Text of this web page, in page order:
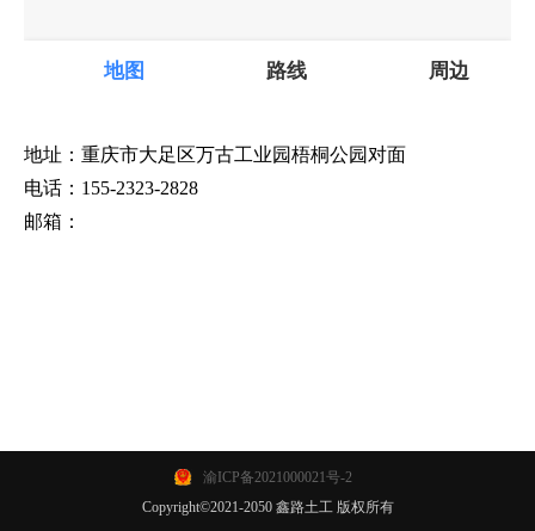
地址：重庆市大足区万古工业园梧桐公园对面
电话： 155-2323-2828
邮箱：
渝ICP备2021000021号-2
Copyright©2021-2050 鑫路土工 版权所有